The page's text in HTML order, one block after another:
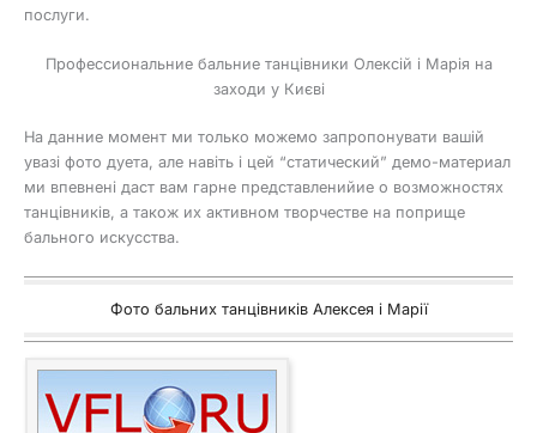
послуги.
Профессиональние бальние танцівники Олексій і Марія на
заходи у Києві
На данние момент ми только можемо запропонувати вашій
увазі фото дуета, але навіть і цей “статический” демо-материал
ми впевнені даст вам гарне представленийие о возможностях
танцівників, а також их активном творчестве на поприще
бального искусства.
Фото бальних танцівників Алексея і Марії